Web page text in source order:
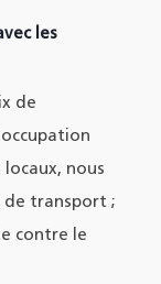
les
de
nous
de transport ;
contre le